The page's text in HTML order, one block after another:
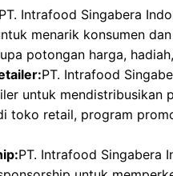
PT. Intrafood Singabera
menarik konsumen
potongan harga,
PT. Intrafood
untuk mendistribusikan
toko retail, program
PT. Intrafood Singabera